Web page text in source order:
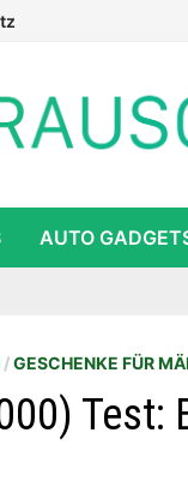
AUTO
/GESCHENKE FÜR
Test: